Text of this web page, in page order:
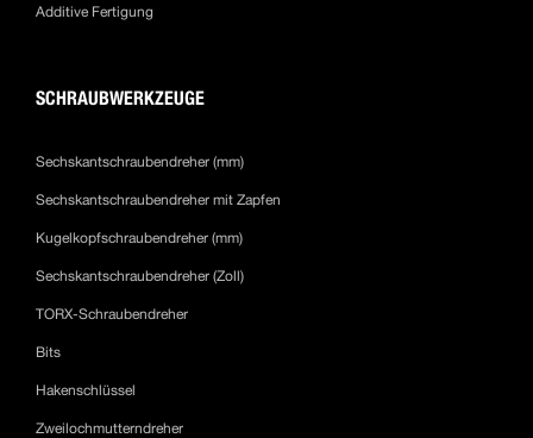
Additive Fertigung
SCHRAUBWERKZEUGE
Sechskantschraubendreher (mm)
Sechskantschraubendreher mit Zapfen
Kugelkopfschraubendreher (mm)
Sechskantschraubendreher (Zoll)
TORX-Schraubendreher
Bits
Hakenschlüssel
Zweilochmutterndreher